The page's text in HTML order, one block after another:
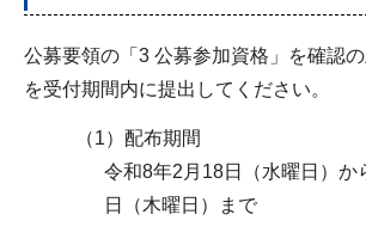
公募要領の「3 公募参加資格」を確認
を受付期間内に提出してください。
（1）配布期間
令和8年2月18日（水曜日）か
日（木曜日）まで